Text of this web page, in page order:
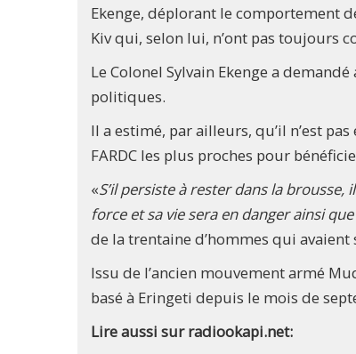
Ekenge, déplorant le comportement
Kiv qui, selon lui, n’ont pas toujours
Le Colonel Sylvain Ekenge a
politiques.
Il a estimé, par ailleurs, qu’il n’est
FARDC les plus proches pour
«S’il persiste à rester dans la
force et sa vie sera en danger ainsi
de la trentaine d’hommes qui
Issu de l’ancien mouvement armé
basé à Eringeti depuis le mois de
Lire aussi sur radiookapi.net: